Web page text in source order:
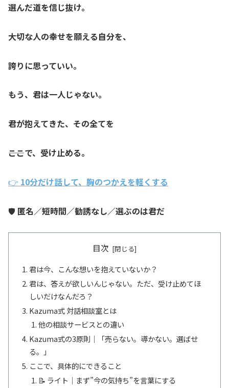
選んだ道を信じ抜け。
大切な人の幸せを願える自分を、
誇りに思っていい。
もう、君は一人じゃない。
君が抱えてきた、その全てを
――ここで、受け止める。
👉 10分だけ話して、胸のつかえを軽くする
🛡️ 匿名／短時間／勧誘なし／選ぶのは君だ
目次
君は今、こんな想いを抱えていないか？
君は、答えが欲しいんじゃない。ただ、受け止めてほ
しいだけなんだろ？
Kazuma式 対話相談室とは
他の相談サービスとの違い
Kazuma式の3原則｜「売らない。導かない。選ばせ
る。」
ここで、具体的にできること
📝 ライト｜まず”今の気持ち”を言葉にする